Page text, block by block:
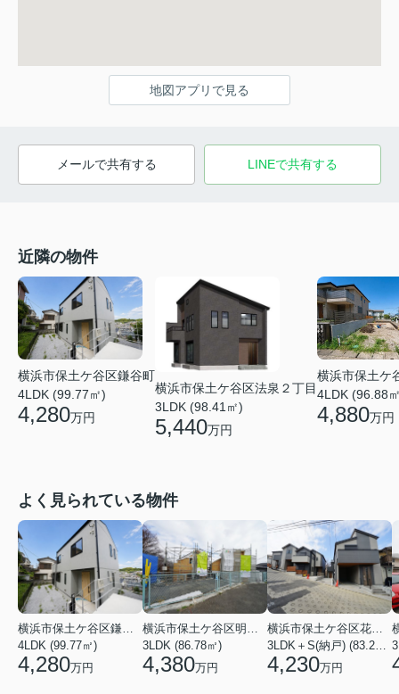
地図アプリで見る
メールで共有する LINEで共有する
近隣の物件
横浜市保土ケ谷区鎌谷町
4LDK (99.77㎡)
4,280万円
横浜市保土ケ谷区法泉２丁目
3LDK (98.41㎡)
5,440万円
横浜市保土ケ
4LDK (96.88
4,880万円
よく見られている物件
4LDK (99.77㎡)
4,280万円
3LDK (86.78㎡)
4,380万円 4,230万円